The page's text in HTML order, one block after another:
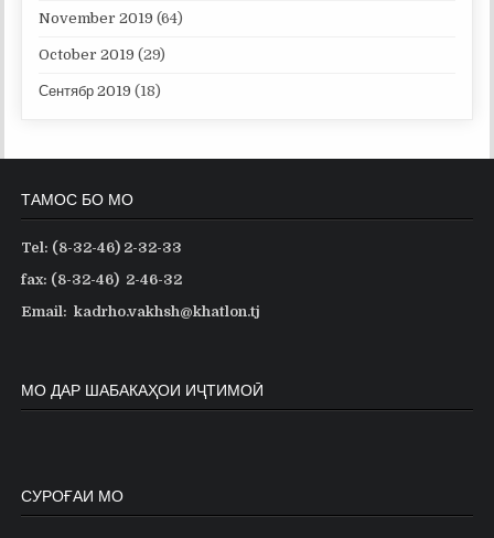
November 2019 (64)
October 2019 (29)
Сентябр 2019 (18)
ТАМОС БО МО
Tel: (8-32-46) 2-32-33
fax: (8-32-46) 2-46-32
Email: kadrho.vakhsh@khatlon.tj
МО ДАР ШАБАКАҲОИ ИҶТИМОӢ
СУРОҒАИ МО